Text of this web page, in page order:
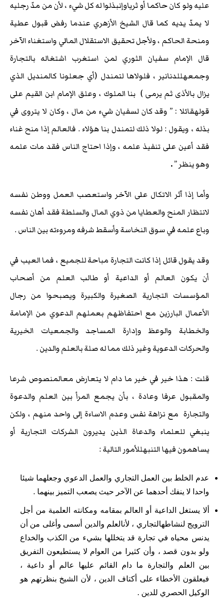
عليه ولو كان حاكما أو ثرياوإنبذلوا له كل شيء ، لأن من مدّ رجليه
لا يمدّ يديه كما قال الشيخ الأزهري عندما رفض قبول عطية
ومنحة الحاكم ، ولأجل تحقيق الاستقلال المالي واستغناء الآخر
قال الإمام سفيان الثوري لمن استغرب اشتغاله بالتجارة
وجمعهللدنانير ، فلولاها لتمندل (أي جعلونا كالمنديل الذي
يزال بالأذى ثم يرمى ) بنا الملوك ، وعلق الإمام ابن القيم على
قولهقائلا : ” وقد كان لسفيان شيء من مال ، وكان لا يتروى في
بذله ، ويقول : لولا ذلك لتمندل بنا هؤلاء . فالعالم إذا منح غناء
فقد أعين على تنفيذ علمه ، وإذا احتاج الناس فقد مات علمه
وهو ينظر ”.
وأما إذا آثر الاتكال على الآخر واستعصب العمل ووطن نفسه
لانتظار المنح والعطايا من ذوي المال والسلطة فقد أهان نفسه
وباع علمه في سوق النخاسة وأسقط شرفه ومروءته بين الناس .
وقد يقول قائل إذا كانت التجارة مباحة للجميع ، فما العيب في
أن يكون العالم أو الداعية أو طالب العلم من أصحاب
المؤسسات التجارية الصغيرة والكبيرة ويصبحوا من رجال
الأعمال البارزين مع احتفاظهم بعملهم الدعوي من الإمامة
والخطابة والوعظ وإدارة المساجد والجمعيات الخيرية
والحركات الدعوية وغير ذلك مما له صلة بالعلم والدين .
قلت : هذا خير في خير ما دام لا يتعارض معالمنصوص شرعا
والمقبول عرفا وعادة ، بأن يجمع المرأ بين العلم والدعوة
والتجارة مع نزاهة نفس وعدم الاساءة إلى واحد منهم ، ولكن
ينبغي للعلماء والدعاة الذين يديرون الشركات التجارية أو
يساهمون فيها التنبهللأمور التالية :
عدم الخلط بين العمل التجاري والعمل الدعوي وجعلهما شيئا
واحدا لا ينفك أحدهما عن الآخر حيث يصعب التميز بينهما .
ألا يستغل الداعية أو العالم بمقامه ومكانته العلمية من أجل
الترويج لنشاطهالتجاري ، لأنالعلم والدين أسمى وأغلى من أن
يدنس محياه في تجارة قد يتخللها بشيء من الكذب والخداع
ولو بدون قصد ، وأن كثيرا من العوام لا يستطيعون التفريق
بين العلم والتجارة ما دام القائم عليها عالم أو داعية ،
فيعلقون الأخطاء على أكتاف الدين ، لأن الشيخ بنظرتهم هو
الوكيل الحصري للدين .